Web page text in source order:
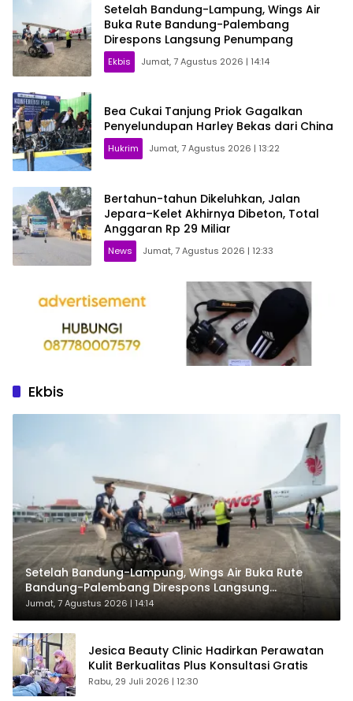
Setelah Bandung-Lampung, Wings Air
Buka Rute Bandung-Palembang
Direspons Langsung Penumpang
Ekbis Jumat, 7 Agustus 2026 | 14:14
Bea Cukai Tanjung Priok Gagalkan
Penyelundupan Harley Bekas dari China
Hukrim Jumat, 7 Agustus 2026 | 13:22
Bertahun-tahun Dikeluhkan, Jalan
Jepara–Kelet Akhirnya Dibeton, Total
Anggaran Rp 29 Miliar
News Jumat, 7 Agustus 2026 | 12:33
Ekbis
Setelah Bandung-Lampung, Wings Air Buka Rute
Bandung-Palembang Direspons Langsung
Penumpang
Jumat, 7 Agustus 2026 | 14:14
Jesica Beauty Clinic Hadirkan Perawatan
Kulit Berkualitas Plus Konsultasi Gratis
Rabu, 29 Juli 2026 | 12:30